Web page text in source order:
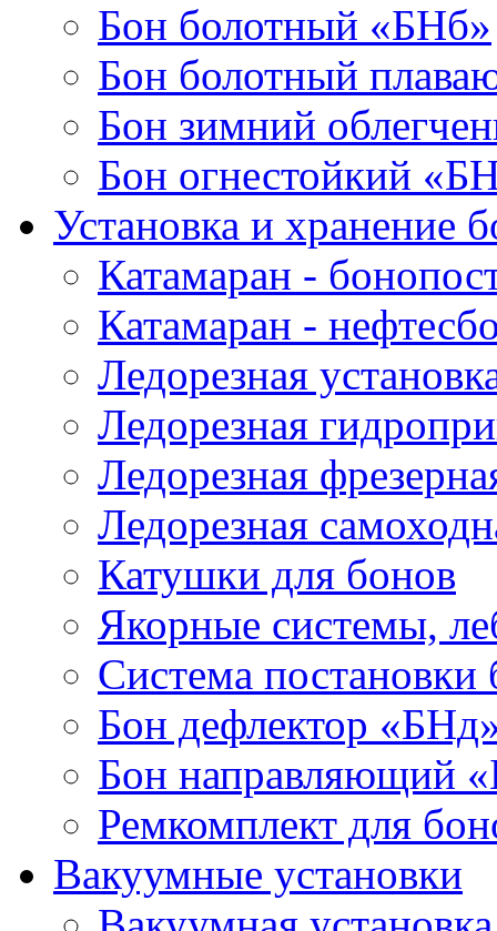
Бон болотный «БНб»
Бон болотный
Бон зимний
Бон огнестойкий
Установка и хранение
Катамаран -
Катамаран -
Ледорезная
Ледорезная
Ледорезная
Ледорезная
Катушки для бонов
Якорные системы,
Система
Бон дефлектор
Бон направляющий
Ремкомплект для
Вакуумные установки